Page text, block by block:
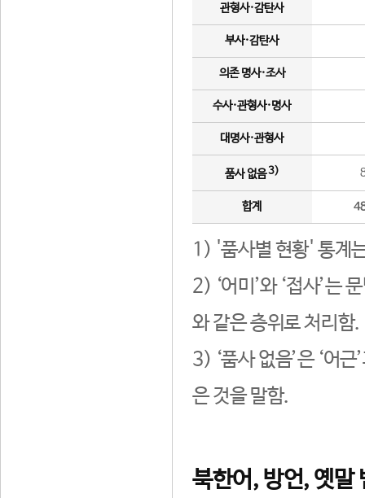
관형사·감탄사
부사·감탄사
의존 명사·조사
수사·관형사·명사
대명사·관형사
품사 없음3)
합계
1) '품사별 현황' 통계
2) ‘어미’와 ‘접사’는
와 같은 층위로 처리함.
3) ‘품사 없음’은 ‘어
은 것을 말함.
북한어, 방언, 옛말